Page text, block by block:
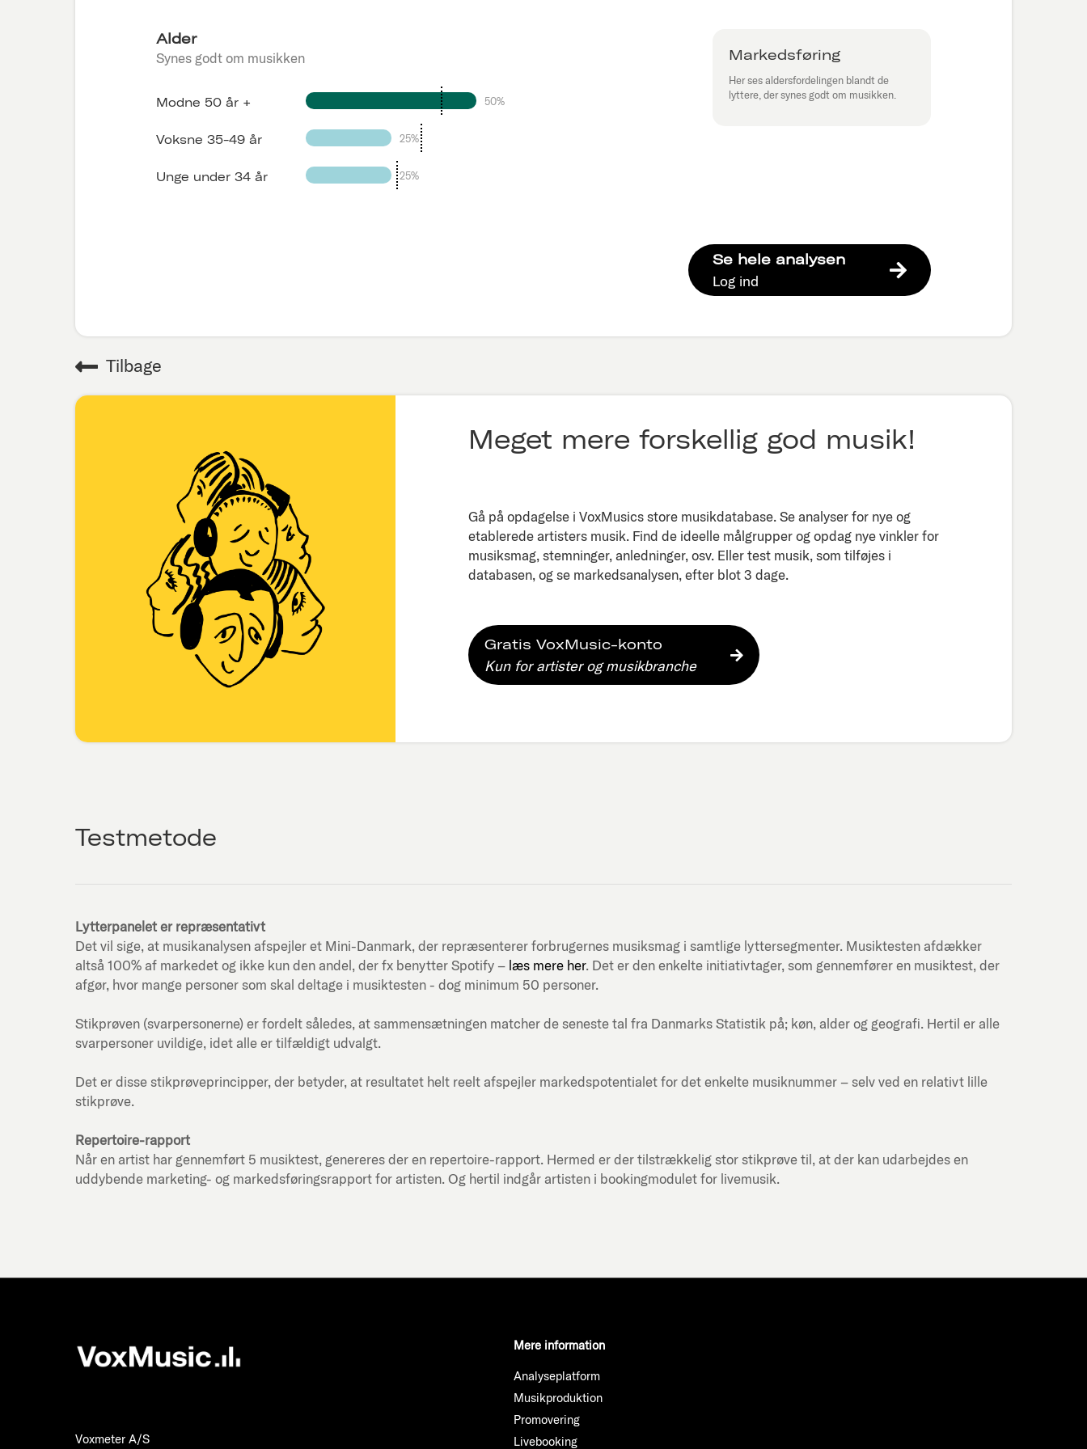
Alder
Synes godt om musikken
Modne 50 år + 50%
Voksne 35-49 år 25%
Unge under 34 år 25%
Markedsføring
Her ses aldersfordelingen blandt de
lyttere, der synes godt om musikken.
Se hele analysen
Log ind
Tilbage
Meget mere forskellig god musik!
Gå på opdagelse i VoxMusics store musikdatabase. Se analyser for nye og
etablerede artisters musik. Find de ideelle målgrupper og opdag nye vinkler for
musiksmag, stemninger, anledninger, osv. Eller test musik, som tilføjes i
databasen, og se markedsanalysen, efter blot 3 dage.​
Gratis VoxMusic-konto
Kun for artister og musikbranche
Testmetode
Lytterpanelet er repræsentativt
Det vil sige, at musikanalysen afspejler et Mini-Danmark, der repræsenterer forbrugernes musiksmag i samtlige lyttersegmenter. Musiktesten afdækker
altså 100% af markedet og ikke kun den andel, der fx benytter Spotify – læs mere her. Det er den enkelte initiativtager, som gennemfører en musiktest, der
afgør, hvor mange personer som skal deltage i musiktesten - dog minimum 50 personer.
Stikprøven (svarpersonerne) er fordelt således, at sammensætningen matcher de seneste tal fra Danmarks Statistik på; køn, alder og geografi. Hertil er alle
svarpersoner uvildige, idet alle er tilfældigt udvalgt.
Det er disse stikprøveprincipper, der betyder, at resultatet helt reelt afspejler markedspotentialet for det enkelte musiknummer – selv ved en relativt lille
stikprøve.
Repertoire-rapport
Når en artist har gennemført 5 musiktest, genereres der en repertoire-rapport. Hermed er der tilstrækkelig stor stikprøve til, at der kan udarbejdes en
uddybende marketing- og markedsføringsrapport for artisten. Og hertil indgår artisten i bookingmodulet for livemusik.
Voxmeter A/S
Mere information
Analyseplatform
Musikproduktion
Promovering
Livebooking